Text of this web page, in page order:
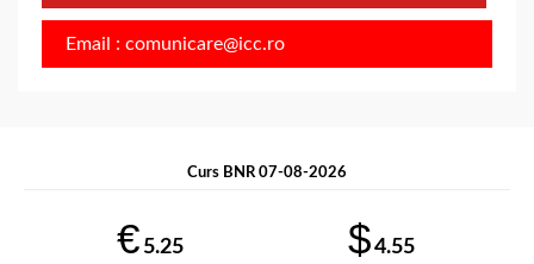
Email : comunicare@icc.ro
Curs BNR 07-08-2026
€ 5.25 $4.55